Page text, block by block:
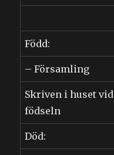
Född:
– Församling
Skriven i huset vid
födseln
Död: